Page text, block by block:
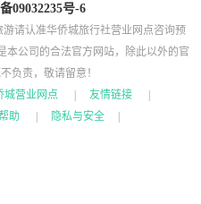
09032235号-6
请认准华侨城旅行社营业网点咨询预
本公司的合法官方网站，除此以外的官
负责，敬请留意！
城营业网点 |友情链接
助 隐私与安全